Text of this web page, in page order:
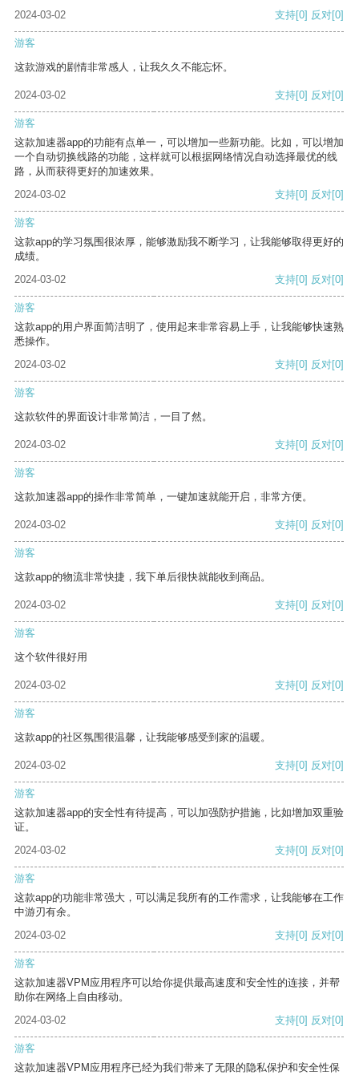
2024-03-02 支持[0] 反对[0]
游客
这款游戏的剧情非常感人，让我久久不能忘怀。
2024-03-02 支持[0] 反对[0]
游客
这款加速器app的功能有点单一，可以增加一些新功能。比如，可以增加
一个自动切换线路的功能，这样就可以根据网络情况自动选择最优的线
路，从而获得更好的加速效果。
2024-03-02
支持[0] 反对[0]
游客
这款app的学习氛围很浓厚，能够激励我不断学习，让我能够取得更好的
成绩。
2024-03-02
支持[0] 反对[0]
游客
这款app的用户界面简洁明了，使用起来非常容易上手，让我能够快速熟
悉操作。
2024-03-02
支持[0] 反对[0]
游客
这款软件的界面设计非常简洁，一目了然。
2024-03-02 支持[0] 反对[0]
游客
这款加速器app的操作非常简单，一键加速就能开启，非常方便。
2024-03-02 支持[0] 反对[0]
游客
这款app的物流非常快捷，我下单后很快就能收到商品。
2024-03-02 支持[0] 反对[0]
游客
这个软件很好用
2024-03-02 支持[0] 反对[0]
游客
这款app的社区氛围很温馨，让我能够感受到家的温暖。
2024-03-02 支持[0] 反对[0]
游客
这款加速器app的安全性有待提高，可以加强防护措施，比如增加双重验
证。
2024-03-02
支持[0] 反对[0]
游客
这款app的功能非常强大，可以满足我所有的工作需求，让我能够在工作
中游刃有余。
2024-03-02
支持[0] 反对[0]
游客
这款加速器VPM应用程序可以给你提供最高速度和安全性的连接，并帮
助你在网络上自由移动。
2024-03-02
支持[0] 反对[0]
游客
这款加速器VPM应用程序已经为我们带来了无限的隐私保护和安全性保